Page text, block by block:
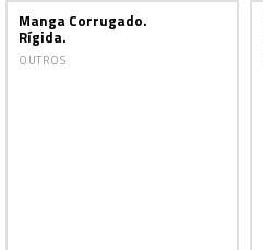
Manga Corrugado.
Rígida.
OUTROS